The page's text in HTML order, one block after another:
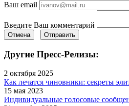
Ваш email
Введите Ваш комментарий
Отмена Отправить
Другие Пресс-Релизы:
2 октября 2025
Как лечатся чиновники: секреты
15 мая 2023
Индивидуальные голосовые